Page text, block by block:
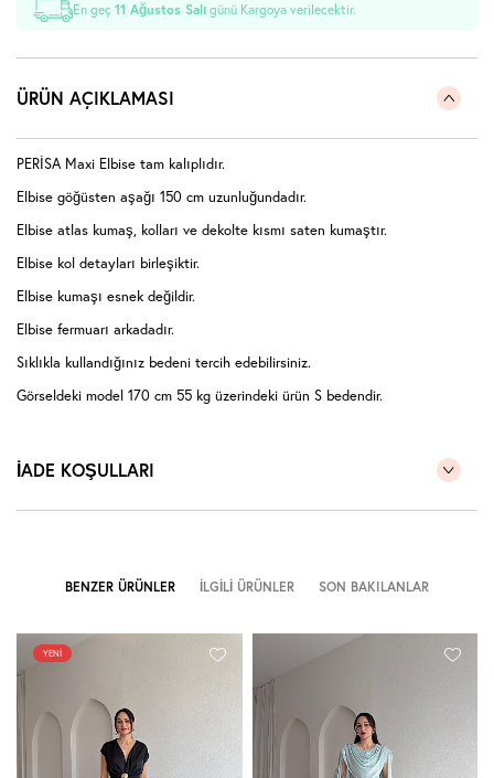
En geç11 Ağustos Salı günü Kargoya verilecektir.
ÜRÜN AÇIKLAMASI
PERİSA Maxi Elbise tam kalıplıdır.
Elbise göğüsten aşağı 150 cm uzunluğundadır.
Elbise atlas kumaş, kolları ve dekolte kısmı saten kumaştır.
Elbise kol detayları birleşiktir.
Elbise kumaşı esnek değildir.
Elbise fermuarı arkadadır.
Sıklıkla kullandığınız bedeni tercih edebilirsiniz.
Görseldeki model 170 cm 55 kg üzerindeki ürün S bedendir.
İADE KOŞULLARI
BENZER ÜRÜNLER İLGILI ÜRÜNLER SON BAKILANLAR
YENI